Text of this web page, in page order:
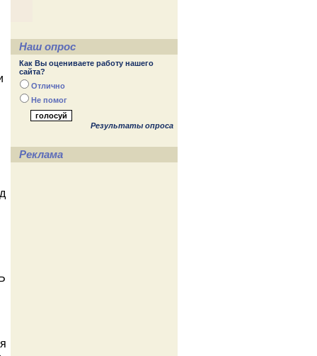
Наш опрос
Как Вы оцениваете работу нашего
сайта?
Отлично
Не помог
Результаты опроса
Реклама